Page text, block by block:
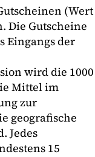
(Wert
Die Gutscheine
Eingangs der
wird die 1000
Mittel im
zur
geografische
Jedes
15